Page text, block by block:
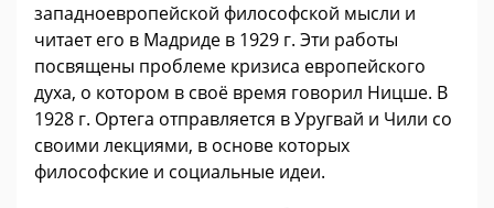
западноевропейской философской мысли и
читает его в Мадриде в 1929 г. Эти работы
посвящены проблеме кризиса европейского
духа, о котором в своё время говорил Ницше. В
1928 г. Ортега отправляется в Уругвай и Чили со
своими лекциями, в основе которых
философские и социальные идеи.